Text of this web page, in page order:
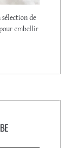
sélection de
embellir